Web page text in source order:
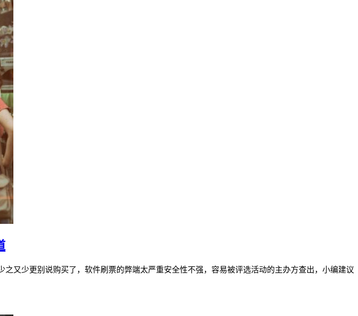
又少更别说购买了，软件刷票的弊端太严重安全性不强，容易被评选活动的主办方查出，小编建议